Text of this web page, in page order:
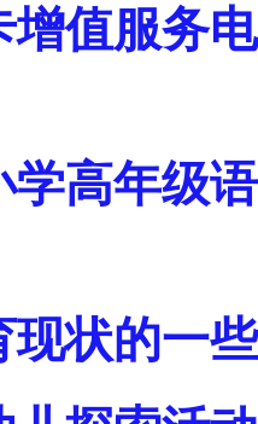
增值服务
高年级语
现状的一